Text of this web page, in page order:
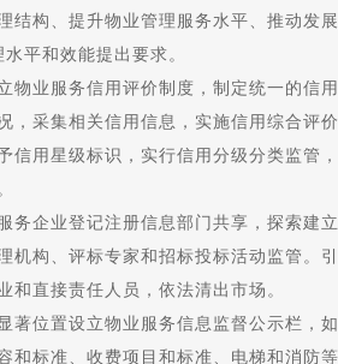
构、提升物业管理服务水平、推动发
平和效能提出要求。
业服务信用评价制度，制定统一的信
采集相关信用信息，实施信用综合评
用星级标识，实行信用分级分类监管
企业登记注册信息部门共享，探索建
机构、评标专家和招标投标活动监管。
直接责任人员，依法清出市场。
位置设立物业服务信息监督公示栏，
和标准、收费项目和标准、电梯和消防